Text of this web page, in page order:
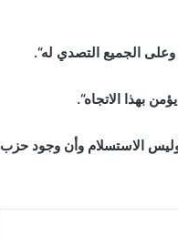
وعلى الجميع التصدي له“.
بهذا الاتجاه“.
وليس الاستسلام وأن وجود حزب